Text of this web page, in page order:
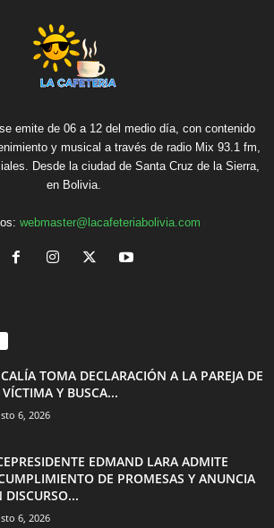
emite de 06 a 12 del medio día, con contenido
y musical a través de radio Mix 93.1 fm,
Desde la ciudad de Santa Cruz de la Sierra,
en Bolivia.
webmaster@lacafeteriabolivia.com
TOMA DECLARACIÓN A LA PAREJA DE
Y BUSCA...
6, 2026
EDMAND LARA ADMITE
DE PROMESAS Y ANUNCIA
DISCURSO...
6, 2026